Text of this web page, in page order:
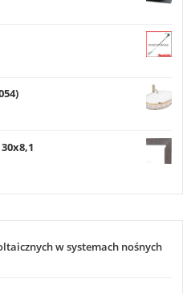
w systemach nośnych